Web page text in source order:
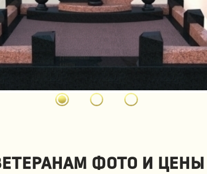
фото и